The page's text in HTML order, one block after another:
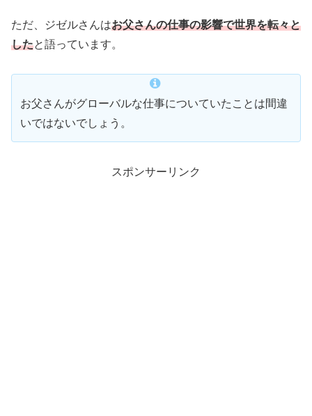
ただ、ジゼルさんはお父さんの仕事の影響で世界を転々と
したと語っています。
お父さんがグローバルな仕事についていたことは間違
いではないでしょう。
スポンサーリンク